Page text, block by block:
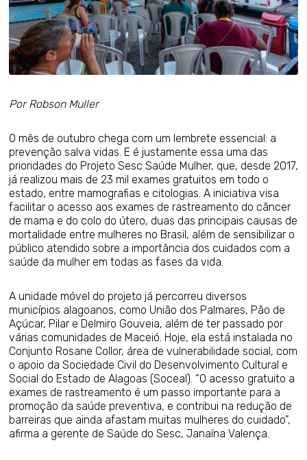
Por Robson Muller
O mês de outubro chega com um lembrete essencial: a
prevenção salva vidas. E é justamente essa uma das
prioridades do Projeto Sesc Saúde Mulher, que, desde 2017,
já realizou mais de 23 mil exames gratuitos em todo o
estado, entre mamografias e citologias. A iniciativa visa
facilitar o acesso aos exames de rastreamento do câncer
de mama e do colo do útero, duas das principais causas de
mortalidade entre mulheres no Brasil, além de sensibilizar o
público atendido sobre a importância dos cuidados com a
saúde da mulher em todas as fases da vida.
A unidade móvel do projeto já percorreu diversos
municípios alagoanos, como União dos Palmares, Pão de
Açúcar, Pilar e Delmiro Gouveia, além de ter passado por
várias comunidades de Maceió. Hoje, ela está instalada no
Conjunto Rosane Collor, área de vulnerabilidade social, com
o apoio da Sociedade Civil do Desenvolvimento Cultural e
Social do Estado de Alagoas (Soceal). “O acesso gratuito a
exames de rastreamento é um passo importante para a
promoção da saúde preventiva, e contribui na redução de
barreiras que ainda afastam muitas mulheres do cuidado”,
afirma a gerente de Saúde do Sesc, Janaína Valença.